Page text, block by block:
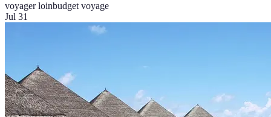
voyager loinbudget voyage
Jul 31